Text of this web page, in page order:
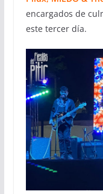
encargados de
este tercer día.